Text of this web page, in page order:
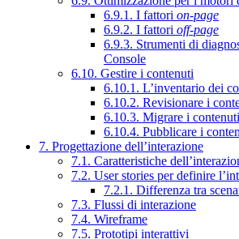
6.9.1. I fattori on-page
6.9.2. I fattori off-page
6.9.3. Strumenti di
Console
6.10. Gestire i contenuti
6.10.1. L’inventario dei
6.10.2. Revisionare i
6.10.3. Migrare i contenuti
6.10.4. Pubblicare i
7. Progettazione dell’interazione
7.1. Caratteristiche
7.2. User stories per definire
7.2.1. Differenza tra
7.3. Flussi di interazione
7.4. Wireframe
7.5. Prototipi interattivi